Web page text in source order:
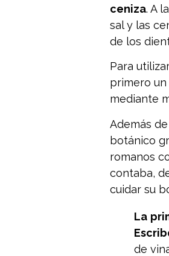
ceniza. A
sal y las
de los
Para
primero
mediante
Además
botánico
romanos
contaba,
cuidar su
La
de